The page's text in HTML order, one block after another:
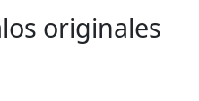
originales